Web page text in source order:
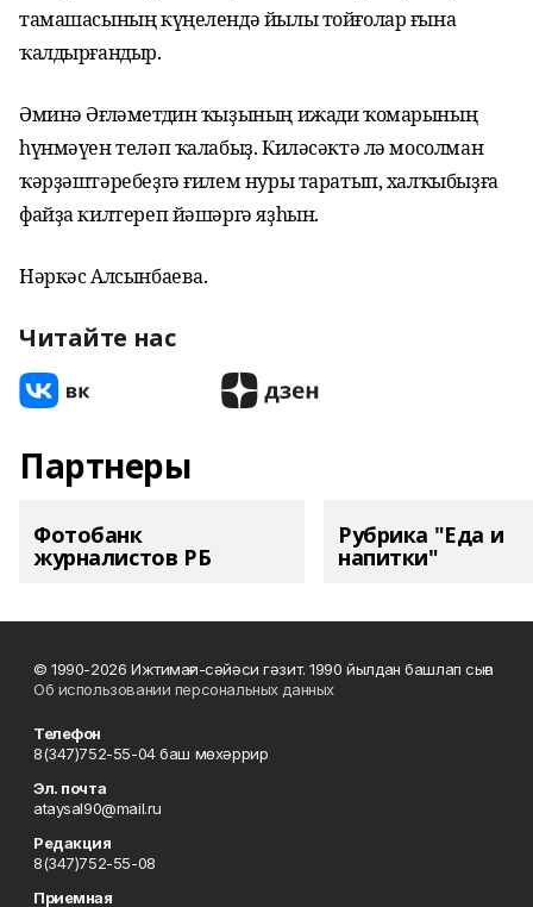
тамашасының күңелендә йылы тойғолар ғына
ҡалдырғандыр.
Әминә Әғләметдин ҡыҙының ижади ҡомарының
һүнмәүен теләп ҡалабыҙ. Киләсәктә лә мосолман
ҡәрҙәштәребеҙгә ғилем нуры таратып, халҡыбыҙға
файҙа килтереп йәшәргә яҙһын.
Нәркәс Алсынбаева.
Читайте нас
Партнеры
Фотобанк
журналистов РБ
Рубрика "Еда и
напитки"
© 1990-2026 Ижтимағи-сәйәси гәзит. 1990 йылдан башлап сыға
Об использовании персональных данных
Телефон
8(347)752-55-04 баш мөхәррир
Эл. почта
ataysal90@mail.ru
Редакция
8(347)752-55-08
Приемная